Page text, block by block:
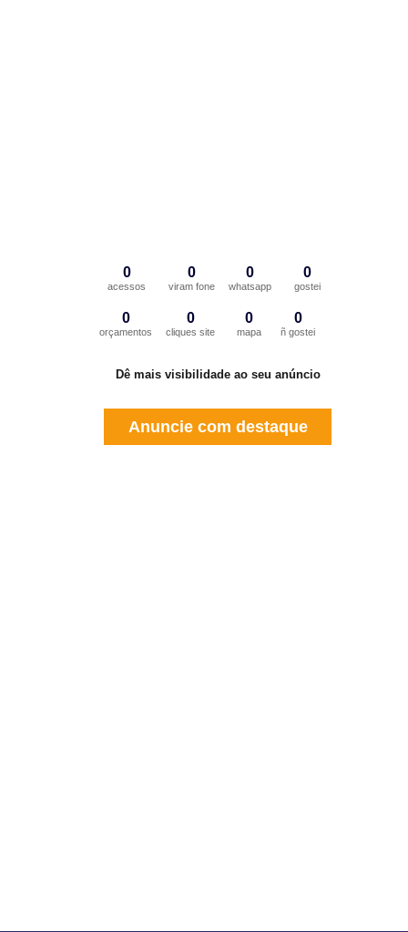
0
acessos
0
viram fone
0
whatsapp
0
gostei
0
orçamentos
0
cliques site
0
mapa
0
ñ gostei
Dê mais visibilidade ao seu anúncio
Anuncie com destaque